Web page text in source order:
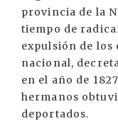
provincia de la
tiempo de
expulsión de
nacional,
en el año de
hermanos
deportados.